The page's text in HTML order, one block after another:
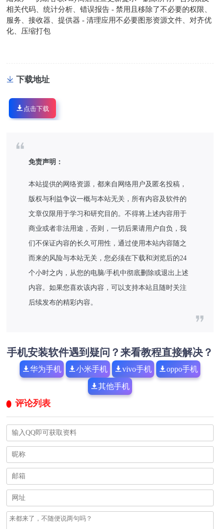
相关代码、统计分析、错误报告 - 禁用且移除了不必要的权限、
服务、接收器、提供器 - 清理应用不必要图形资源文件、对齐优
化、压缩打包
下载地址
点击下载
免责声明：
本站提供的网络资源，都来自网络用户及匿名投稿，
版权与利益争议一概与本站无关，所有内容及软件的
文章仅限用于学习和研究目的。不得将上述内容用于
商业或者非法用途，否则，一切后果请用户自负，我
们不保证内容的长久可用性，通过使用本站内容随之
而来的风险与本站无关，您必须在下载和浏览后的24
个小时之内，从您的电脑/手机中彻底删除或退出上述
内容。如果您喜欢该内容，可以支持本站且随时关注
后续发布的精彩内容。
手机安装软件遇到疑问？来看教程直接解决？
华为手机 小米手机 vivo手机 oppo手机
其他手机
评论列表